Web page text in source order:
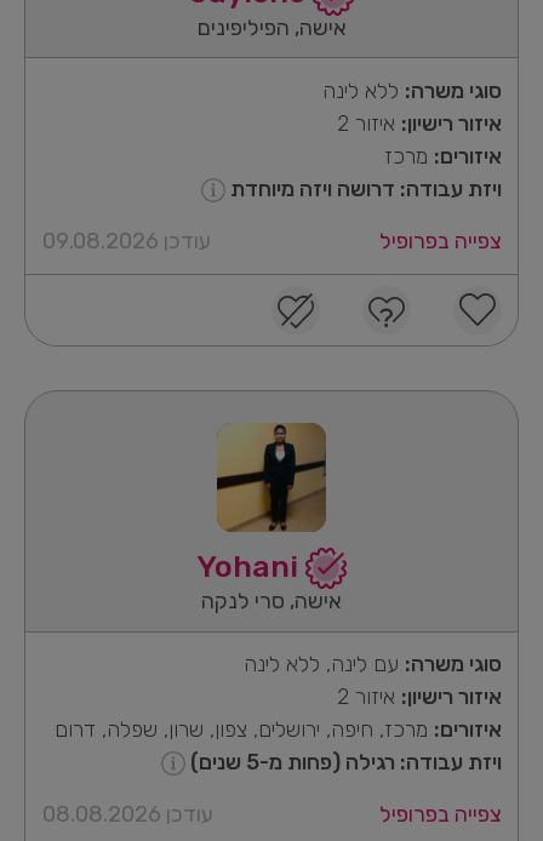
אישה, הפיליפינים
סוגי משרה: ללא לינה
איזור רישיון: איזור 2
איזורים: מרכז
ויזת עבודה: דרושה ויזה מיוחדת
צפייה בפרופיל
עודכן 09.08.2026
אישה, סרי לנקה
סוגי משרה: עם לינה, ללא לינה
איזור רישיון: איזור 2
איזורים: מרכז, חיפה, ירושלים, צפון, שרון, שפלה, דרום
ויזת עבודה: רגילה (פחות מ-5 שנים)
צפייה בפרופיל
עודכן 08.08.2026